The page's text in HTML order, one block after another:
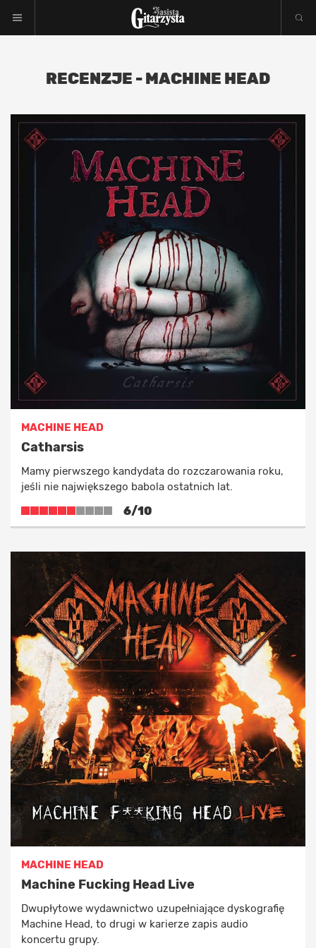
RECENZJE - MACHINE HEAD
MACHINE HEAD
Catharsis
Mamy pierwszego kandydata do rozczarowania roku,
jeśli nie największego babola ostatnich lat.
6/10
MACHINE HEAD
Machine Fucking Head Live
Dwupłytowe wydawnictwo uzupełniające dyskografię
Machine Head, to drugi w karierze zapis audio
koncertu grupy.